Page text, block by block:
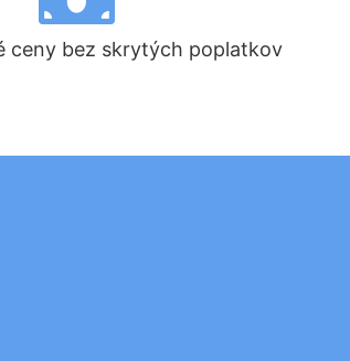
ceny bez skrytých poplatkov